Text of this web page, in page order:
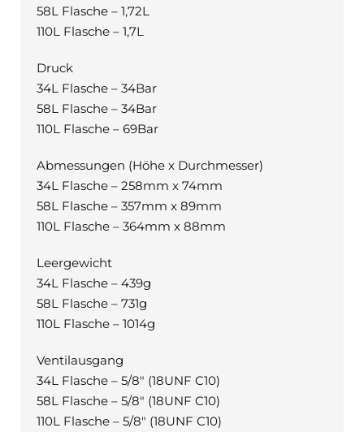
58L Flasche – 1,72L
110L Flasche – 1,7L
Druck
34L Flasche – 34Bar
58L Flasche – 34Bar
110L Flasche – 69Bar
Abmessungen (Höhe x Durchmesser)
34L Flasche – 258mm x 74mm
58L Flasche – 357mm x 89mm
110L Flasche – 364mm x 88mm
Leergewicht
34L Flasche – 439g
58L Flasche – 731g
110L Flasche – 1014g
Ventilausgang
34L Flasche – 5/8″ (18UNF C10)
58L Flasche – 5/8″ (18UNF C10)
110L Flasche – 5/8″ (18UNF C10)